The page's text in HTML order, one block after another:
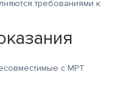
требованиями к
с МРТ